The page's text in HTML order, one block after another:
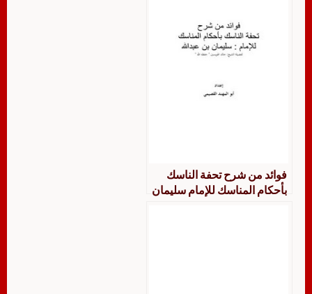
فوائد من شرح تحفة الناسك
بأحكام المناسك للإمام سليمان